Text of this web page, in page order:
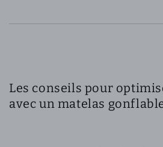
Les conseils pour
avec un matelas